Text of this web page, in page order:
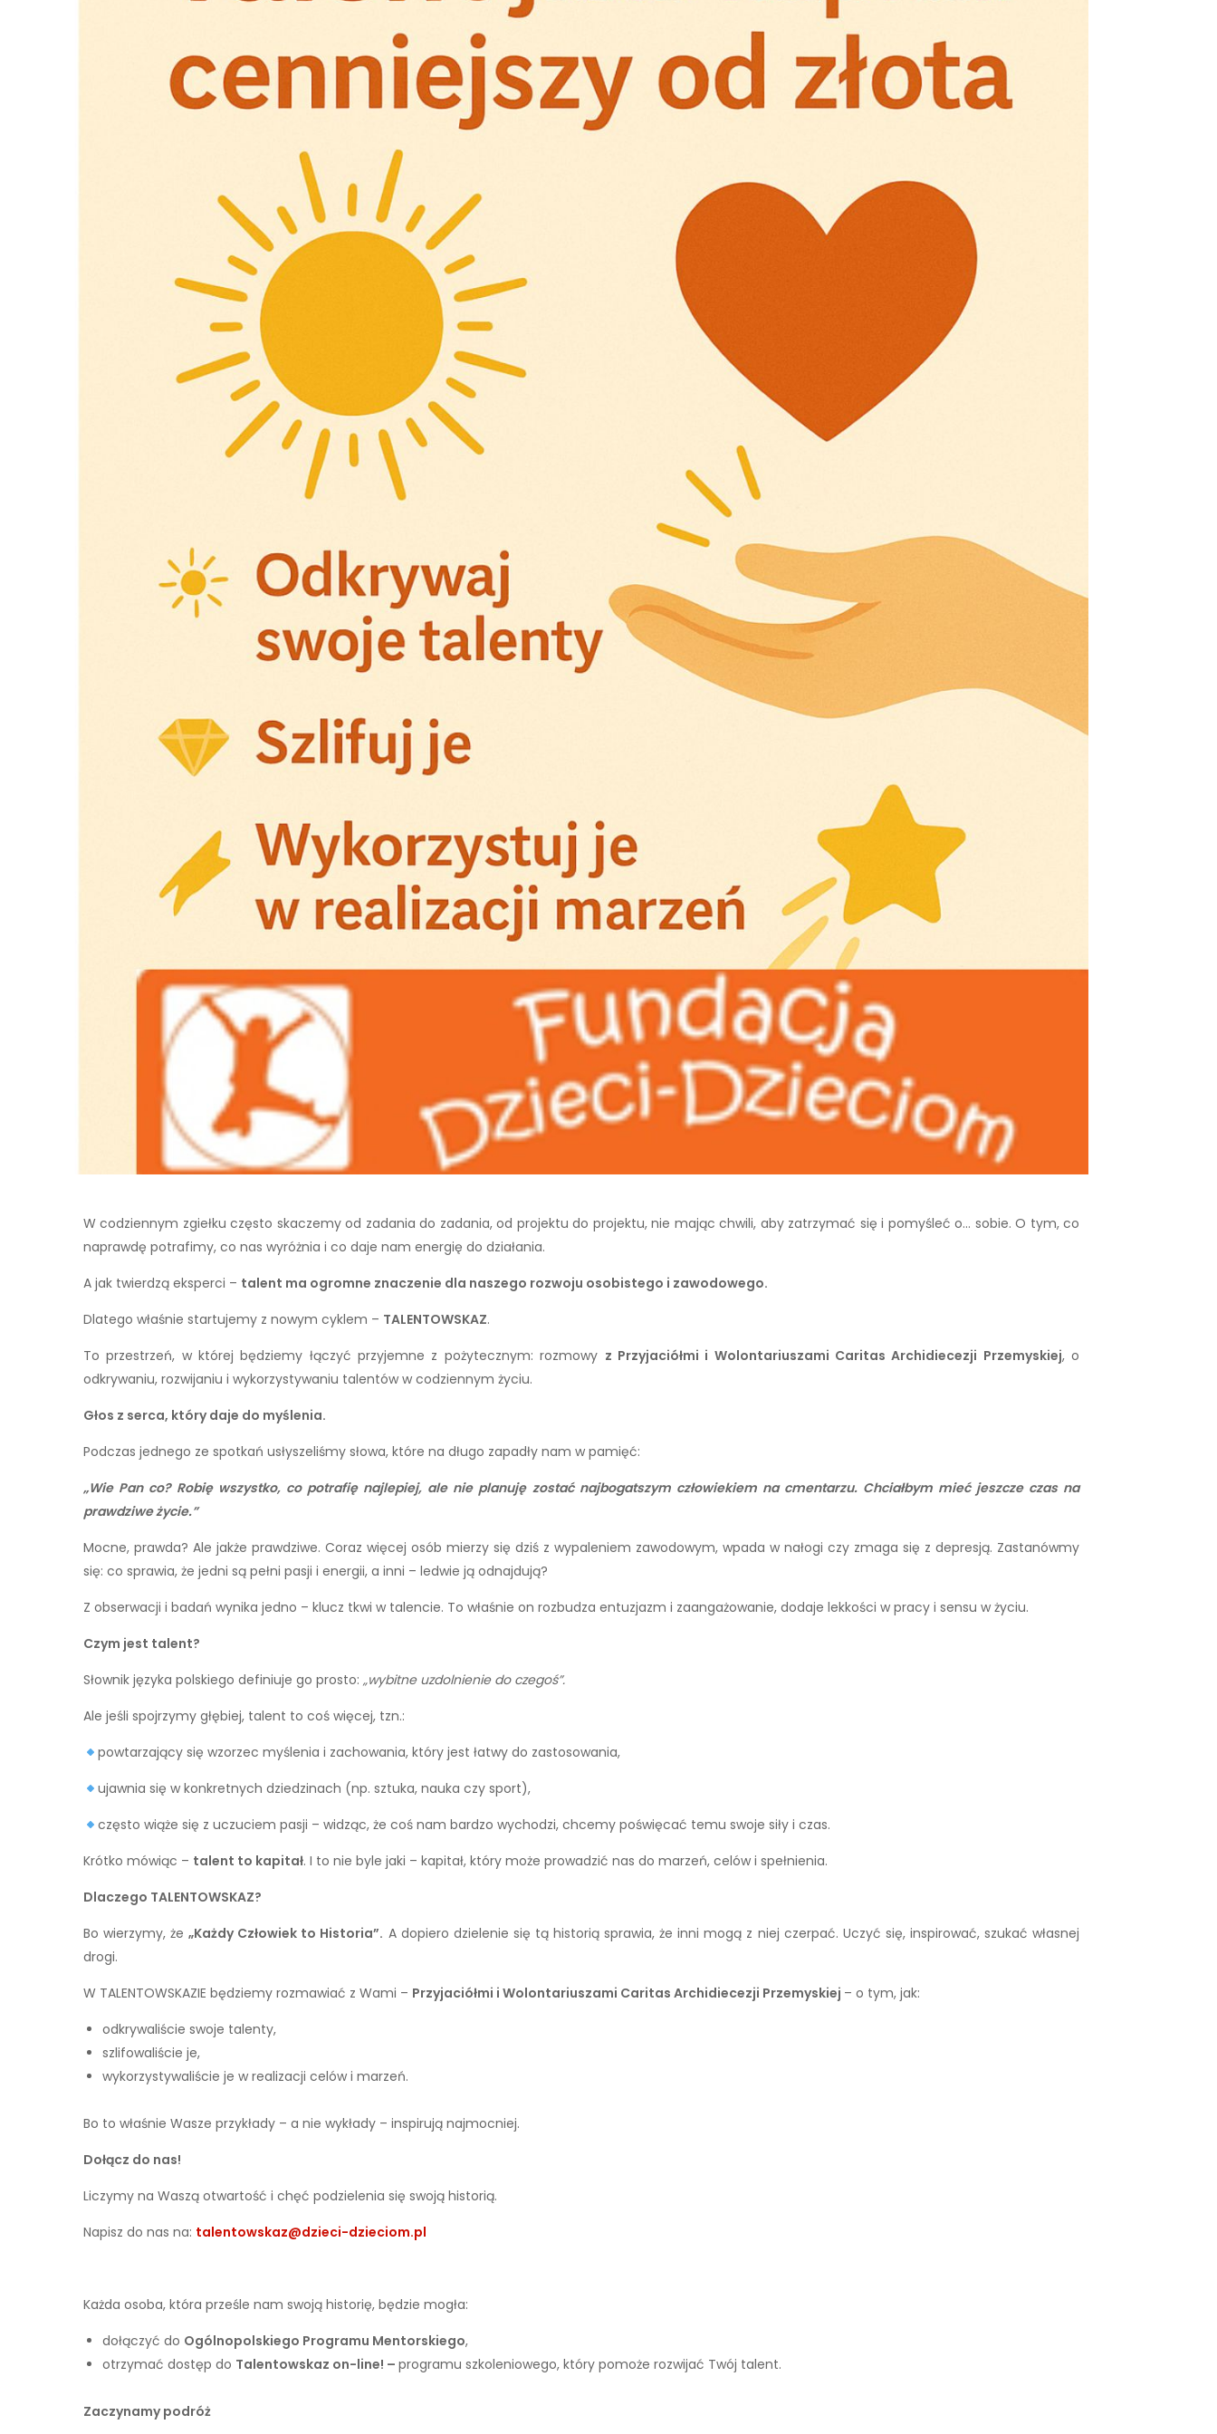
W codziennym zgiełku często skaczemy od zadania do zadania, od projektu do projektu, nie mając chwili, aby zatrzymać się i pomyśleć o… sobie. O tym, co
naprawdę potrafimy, co nas wyróżnia i co daje nam energię do działania.
A jak twierdzą eksperci – talent ma ogromne znaczenie dla naszego rozwoju osobistego i zawodowego.
Dlatego właśnie startujemy z nowym cyklem – TALENTOWSKAZ.
To przestrzeń, w której będziemy łączyć przyjemne z pożytecznym: rozmowy z Przyjaciółmi i Wolontariuszami Caritas Archidiecezji Przemyskiej, o
odkrywaniu, rozwijaniu i wykorzystywaniu talentów w codziennym życiu.
Głos z serca, który daje do myślenia.
Podczas jednego ze spotkań usłyszeliśmy słowa, które na długo zapadły nam w pamięć:
„Wie Pan co? Robię wszystko, co potrafię najlepiej, ale nie planuję zostać najbogatszym człowiekiem na cmentarzu. Chciałbym mieć jeszcze czas na
prawdziwe życie.”
Mocne, prawda? Ale jakże prawdziwe. Coraz więcej osób mierzy się dziś z wypaleniem zawodowym, wpada w nałogi czy zmaga się z depresją. Zastanówmy
się: co sprawia, że jedni są pełni pasji i energii, a inni – ledwie ją odnajdują?
Z obserwacji i badań wynika jedno – klucz tkwi w talencie. To właśnie on rozbudza entuzjazm i zaangażowanie, dodaje lekkości w pracy i sensu w życiu.
Czym jest talent?
Słownik języka polskiego definiuje go prosto: „wybitne uzdolnienie do czegoś”.
Ale jeśli spojrzymy głębiej, talent to coś więcej, tzn.:
powtarzający się wzorzec myślenia i zachowania, który jest łatwy do zastosowania,
ujawnia się w konkretnych dziedzinach (np. sztuka, nauka czy sport),
często wiąże się z uczuciem pasji – widząc, że coś nam bardzo wychodzi, chcemy poświęcać temu swoje siły i czas.
Krótko mówiąc – talent to kapitał. I to nie byle jaki – kapitał, który może prowadzić nas do marzeń, celów i spełnienia.
Dlaczego TALENTOWSKAZ?
Bo wierzymy, że„Każdy Człowiek to Historia”. A dopiero dzielenie się tą historią sprawia, że inni mogą z niej czerpać. Uczyć się, inspirować, szukać własnej
drogi.
W TALENTOWSKAZIE będziemy rozmawiać z Wami – Przyjaciółmi i Wolontariuszami Caritas Archidiecezji Przemyskiej – o tym, jak:
odkrywaliście swoje talenty,
szlifowaliście je,
wykorzystywaliście je w realizacji celów i marzeń.
Bo to właśnie Wasze przykłady – a nie wykłady – inspirują najmocniej.
Dołącz do nas!
Liczymy na Waszą otwartość i chęć podzielenia się swoją historią.
Napisz do nas na: talentowskaz@dzieci-dzieciom.pl
Każda osoba, która prześle nam swoją historię, będzie mogła:
dołączyć do Ogólnopolskiego Programu Mentorskiego,
otrzymać dostęp do Talentowskaz on-line! – programu szkoleniowego, który pomoże rozwijać Twój talent.
Zaczynamy podróż